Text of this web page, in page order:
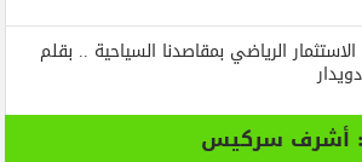
الرياضي بمقاصدنا السياحية .. بقلم
: أشرف سركيس